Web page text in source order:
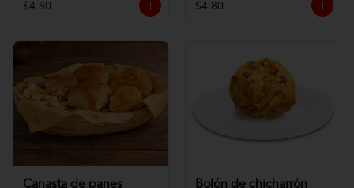
$4.80 $4.80
Canasta de panes
Bolón de chicharrón